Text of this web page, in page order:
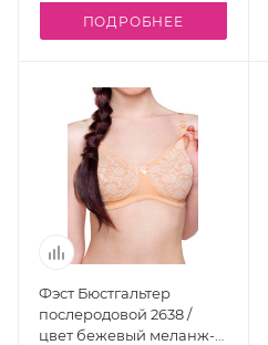
ПОДРОБНЕЕ
Фэст Бюстгальтер
послеродовой 2638 /
цвет бежевый меланж-